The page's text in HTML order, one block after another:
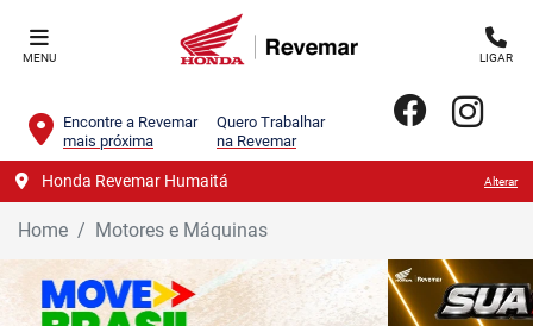
MENU LIGAR
Encontre a Revemar
mais próxima
Quero Trabalhar
na Revemar
Honda Revemar Humaitá Alterar
Home Motores e Máquinas